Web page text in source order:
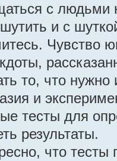
с людьми
и с
Чувство
то, что нужно
и
тесты для
результаты.
что тесты